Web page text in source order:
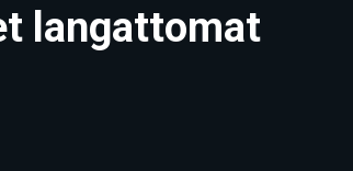
langattomat